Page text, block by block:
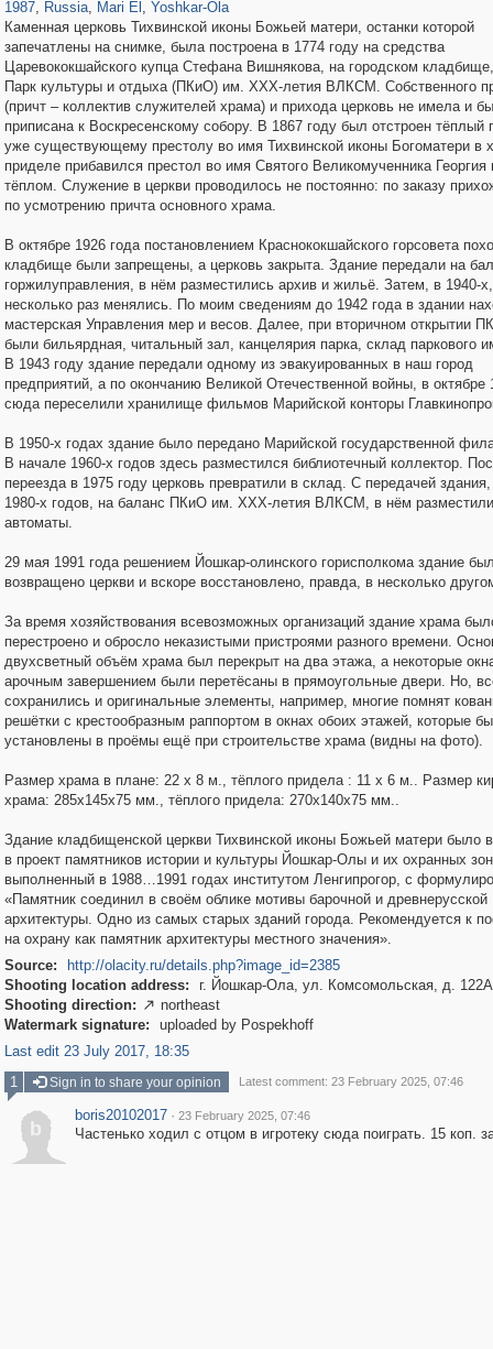
1987, Russia, Mari El , Yoshkar-Ola
Каменная церковь Тихвинской иконы Божьей матери, останки которой
запечатлены на снимке, была построена в 1774 году на средства
Царевококшайского купца Стефана Вишнякова, на городском
Парк культуры и отдыха (ПКиО) им. ХХХ-летия ВЛКСМ. Собственного
(причт – коллектив служителей храма) и прихода церковь не имела и
приписана к Воскресенскому собору. В 1867 году был отстроен тёплый
уже существующему престолу во имя Тихвинской иконы Богоматери в
приделе прибавился престол во имя Святого Великомученника Георгия
тёплом. Служение в церкви проводилось не постоянно: по заказу
по усмотрению причта основного храма.
В октябре 1926 года постановлением Краснококшайского горсовета
кладбище были запрещены, а церковь закрыта. Здание передали на
горжилуправления, в нём разместились архив и жильё. Затем, в 1940-
несколько раз менялись. По моим сведениям до 1942 года в здании
мастерская Управления мер и весов. Далее, при вторичном открытии
были бильярдная, читальный зал, канцелярия парка, склад паркового
В 1943 году здание передали одному из эвакуированных в наш город
предприятий, а по окончанию Великой Отечественной войны, в октябре
сюда переселили хранилище фильмов Марийской конторы
В 1950-х годах здание было передано Марийской государственной
В начале 1960-х годов здесь разместился библиотечный коллектор.
переезда в 1975 году церковь превратили в склад. С передачей
1980-х годов, на баланс ПКиО им. ХХХ-летия ВЛКСМ, в нём
автоматы.
29 мая 1991 года решением Йошкар-олинского горисполкома здание
возвращено церкви и вскоре восстановлено, правда, в несколько
За время хозяйствования всевозможных организаций здание храма
перестроено и обросло неказистыми пристроями разного времени.
двухсветный объём храма был перекрыт на два этажа, а некоторые
арочным завершением были перетёсаны в прямоугольные двери. Но,
сохранились и оригинальные элементы, например, многие помнят
решётки с крестообразным раппортом в окнах обоих этажей, которые
установлены в проёмы ещё при строительстве храма (видны на фото).
Размер храма в плане: 22 х 8 м., тёплого придела : 11 х 6 м.. Размер
храма: 285х145х75 мм., тёплого придела: 270х140х75 мм..
Здание кладбищенской церкви Тихвинской иконы Божьей матери было
в проект памятников истории и культуры Йошкар-Олы и их охранных
выполненный в 1988…1991 годах институтом Ленгипрогор, с
«Памятник соединил в своём облике мотивы барочной и древнерусской
архитектуры. Одно из самых старых зданий города. Рекомендуется к
на охрану как памятник архитектуры местного значения».
Source:
http://olacity.ru/details.php?image_id=2385
Shooting location address:
г. Йошкар-Ола, ул. Комсомольская, д. 122А
Shooting direction:  northeast
Watermark signature:
uploaded by Pospekhoff
Last edit 23 July 2017, 18:35
1
Sign in to share your opinion Latest comment: 23 February 2025, 07:46
b
boris20102017 · 23 February 2025, 07:46
Частенько ходил с отцом в игротеку сюда поиграть. 15 коп.